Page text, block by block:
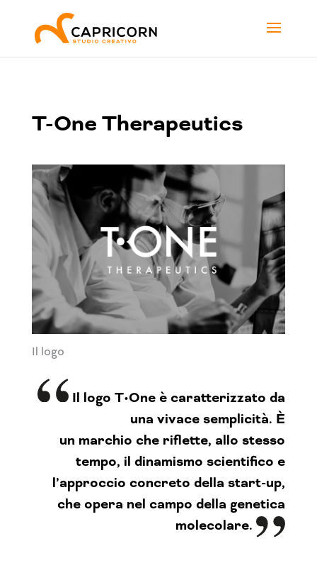
T-One Therapeutics
Il logo
Il logo T•Oneècaratterizzato da
una vivacesemplicità. È
un marchio che riflette, allo stesso
tempo, ildinamismo scientifico e
l’approccio concreto della start-up,
che opera nel campo della genetica
molecolare.